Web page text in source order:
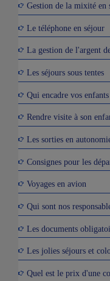
Gestion de la mixité en
Le téléphone en séjour
La gestion de l'argent
Les séjours sous tentes
Qui encadre vos
Rendre visite à son
Les sorties en
Consignes pour les
Voyages en avion
Qui sont nos
Les documents
Les jolies séjours et
Quel est le prix d'une